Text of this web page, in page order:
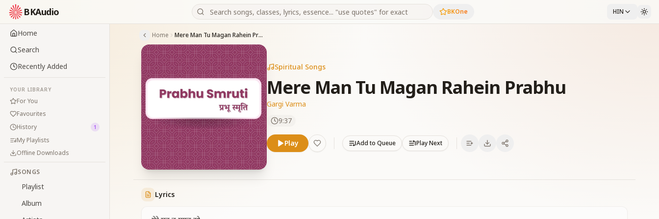
BKAudio BKOne HIN
Home
Search
Recently Added
YOUR LIBRARY
For You
Favourites
History
1
My Playlists
Offline Downloads
SONGS
Playlist
Album
Home Mere Man Tu Magan Rahein Prabhu
Spiritual Songs
Mere Man Tu Magan Rahein Prabhu
Gargi Varma
9:37
Play Add to Queue Play Next
Lyrics